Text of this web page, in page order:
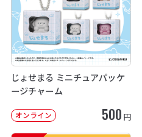
じょせまる ミニチュアパッケ
ージチャーム
オンライン 500 円